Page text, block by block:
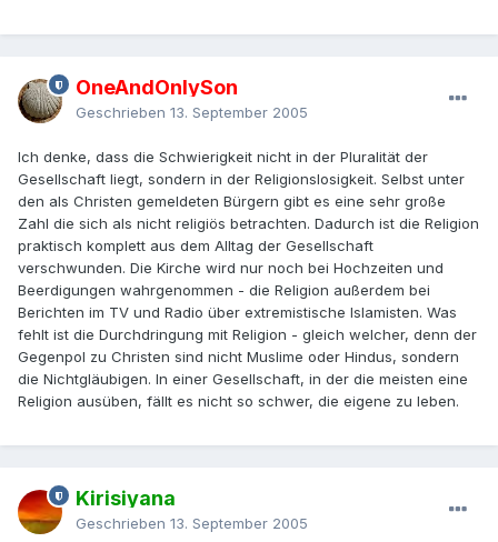
OneAndOnlySon
Geschrieben 13. September 2005
Ich denke, dass die Schwierigkeit nicht in der Pluralität der
Gesellschaft liegt, sondern in der Religionslosigkeit. Selbst unter
den als Christen gemeldeten Bürgern gibt es eine sehr große
Zahl die sich als nicht religiös betrachten. Dadurch ist die Religion
praktisch komplett aus dem Alltag der Gesellschaft
verschwunden. Die Kirche wird nur noch bei Hochzeiten und
Beerdigungen wahrgenommen - die Religion außerdem bei
Berichten im TV und Radio über extremistische Islamisten. Was
fehlt ist die Durchdringung mit Religion - gleich welcher, denn der
Gegenpol zu Christen sind nicht Muslime oder Hindus, sondern
die Nichtgläubigen. In einer Gesellschaft, in der die meisten eine
Religion ausüben, fällt es nicht so schwer, die eigene zu leben.
Kirisiyana
Geschrieben 13. September 2005